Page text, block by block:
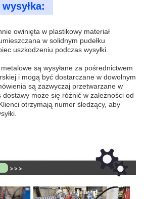
owinięta w plastikowy materiał
w solidnym pudełku
uszkodzeniu podczas wysyłki.
są wysyłane za pośrednictwem
i mogą być dostarczane w dowolnym
są zazwyczaj przetwarzane w
może się różnić w zależności od
otrzymają numer śledzący, aby